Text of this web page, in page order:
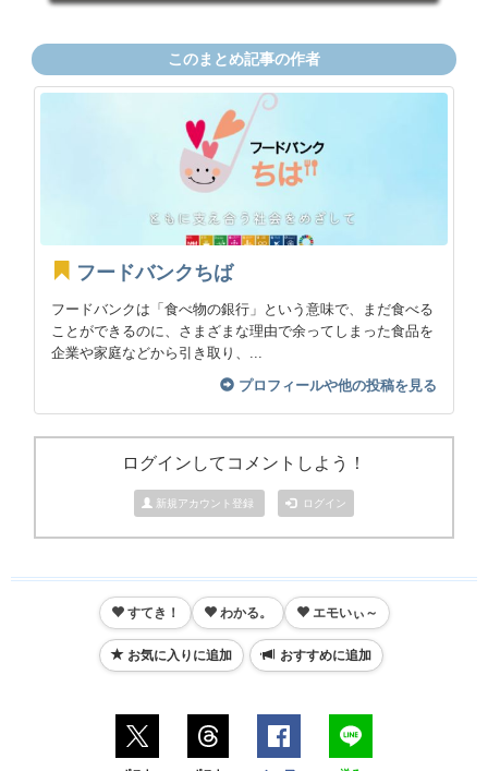
このまとめ記事の作者
フードバンクちば
フードバンクは「食べ物の銀行」という意味で、まだ食べる
ことができるのに、さまざまな理由で余ってしまった食品を
企業や家庭などから引き取り、...
プロフィールや他の投稿を見る
ログインしてコメントしよう！
新規アカウント登録 ログイン
すてき！ わかる。 エモいぃ～
お気に入りに追加 おすすめに追加